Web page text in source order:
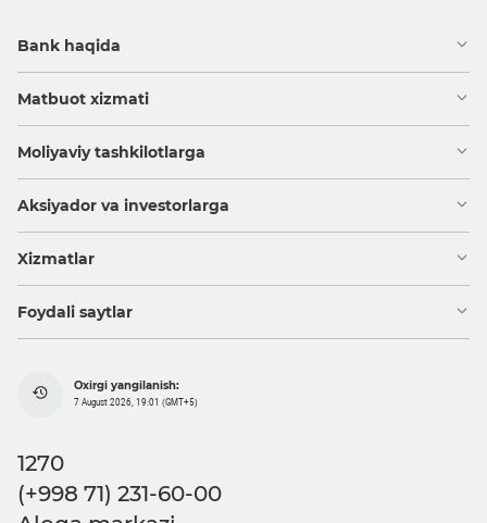
Bank haqida
Matbuot xizmati
Moliyaviy tashkilotlarga
Aksiyador va investorlarga
Xizmatlar
Foydali saytlar
Oxirgi yangilanish:
7 August 2026, 19:01 (GMT+5)
1270
(+998 71) 231-60-00